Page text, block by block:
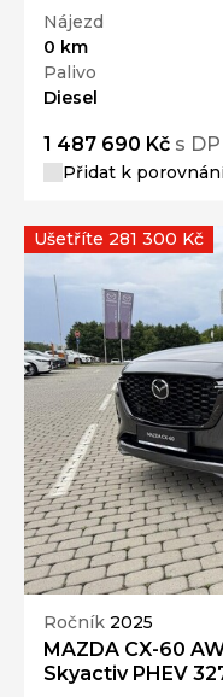
Nájezd
0 km
Palivo
Diesel
1 487 690 Kč s
Přidat k
Ročník 2025
MAZDA CX-60
Skyactiv PHEV
Ušetříte 281 300 Kč